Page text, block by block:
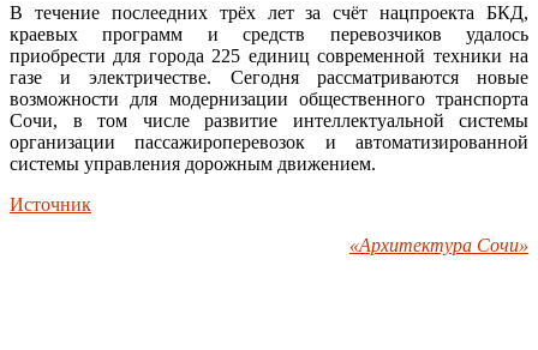
В течение послеедних трёх лет за счёт нацпроекта БКД,
краевых программ и средств перевозчиков удалось
приобрести для города 225 единиц современной техники на
газе и электричестве. Сегодня рассматриваются новые
возможности для модернизации общественного транспорта
Сочи, в том числе развитие интеллектуальной системы
организации пассажироперевозок и автоматизированной
системы управления дорожным движением.
Источник
«Архитектура Сочи»